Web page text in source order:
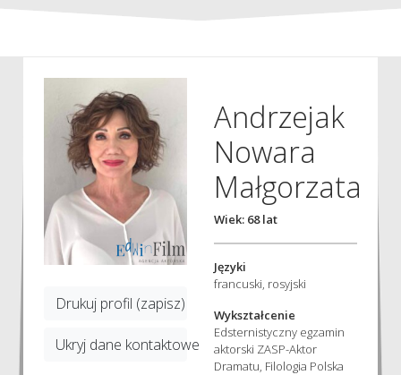
Drukuj profil (zapisz)
Ukryj dane kontaktowe
Andrzejak
Nowara
Małgorzata
Wiek: 68 lat
Języki
francuski, rosyjski
Wykształcenie
Edsternistyczny egzamin
aktorski ZASP-Aktor
Dramatu, Filologia Polska